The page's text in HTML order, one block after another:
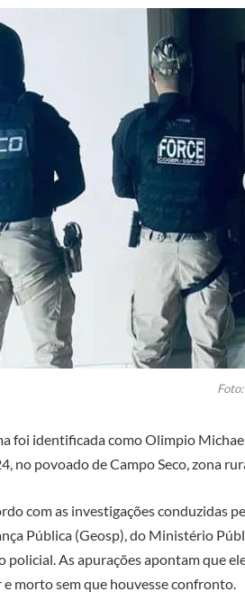
foi identificada como Olimpio
no povoado de Campo Seco, zona
com as investigações conduzidas
Pública (Geosp), do Ministério
policial. As apurações apontam que
morto sem que houvesse confronto.